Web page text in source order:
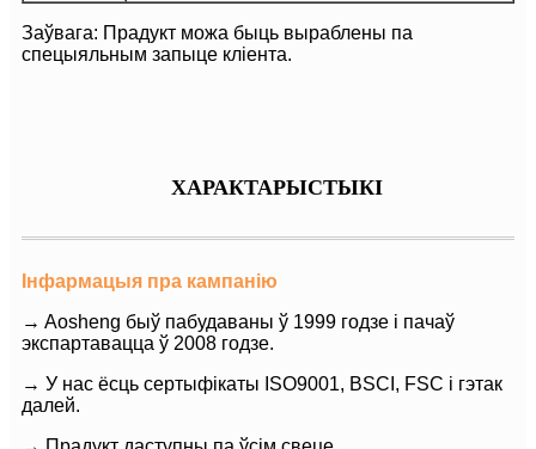
Заўвага: Прадукт можа быць выраблены па
спецыяльным запыце кліента.
ХАРАКТАРЫСТЫКІ
Інфармацыя пра кампанію
→ Aosheng быў пабудаваны ў 1999 годзе і пачаў
экспартавацца ў 2008 годзе.
→ У нас ёсць сертыфікаты ISO9001, BSCI, FSC і гэтак
далей.